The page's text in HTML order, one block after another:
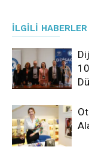
İLGILI HABERLER